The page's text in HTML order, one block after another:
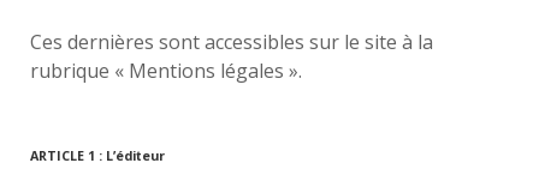
Ces dernières sont accessibles sur le site à la
rubrique « Mentions légales ».
ARTICLE 1 : L’éditeur